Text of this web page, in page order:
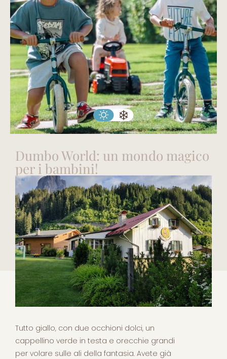
Dumbo World: un mondo magico
per i bambini!
Tutto giallo, con due occhioni dolci, un
cappellino verde in testa e orecchie grandi
per volare sulle ali della fantasia. Avete già